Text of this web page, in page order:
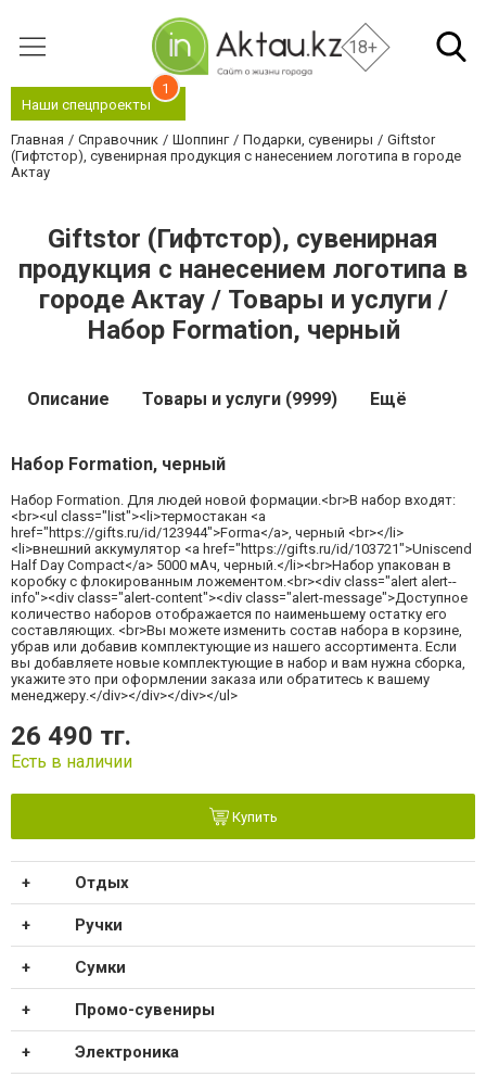
18+
Наши спецпроекты
1
Главная Справочник Шоппинг Подарки, сувениры
Giftstor
(Гифтстор), сувенирная продукция с нанесением логотипа в городе
Актау
Giftstor (Гифтстор), сувенирная
продукция с нанесением логотипа в
городе Актау / Товары и услуги /
Набор Formation, черный
Описание Товары и услуги (9999) Ещё
Набор Formation, черный
Набор Formation. Для людей новой формации.<br>В набор входят:
<br><ul class="list"><li>термостакан <a
href="https://gifts.ru/id/123944">Forma</a>, черный <br></li>
<li>внешний аккумулятор <a href="https://gifts.ru/id/103721">Uniscend
Half Day Compact</a> 5000 мAч, черный.</li><br>Набор упакован в
коробку с флокированным ложементом.<br><div class="alert alert--
info"><div class="alert-content"><div class="alert-message">Доступное
количество наборов отображается по наименьшему остатку его
составляющих. <br>Вы можете изменить состав набора в корзине,
убрав или добавив комплектующие из нашего ассортимента. Если
вы добавляете новые комплектующие в набор и вам нужна сборка,
укажите это при оформлении заказа или обратитесь к вашему
менеджеру.</div></div></div></ul>
26 490 тг.
Есть в наличии
Купить
Отдых
Ручки
Сумки
Промо-сувениры
Электроника